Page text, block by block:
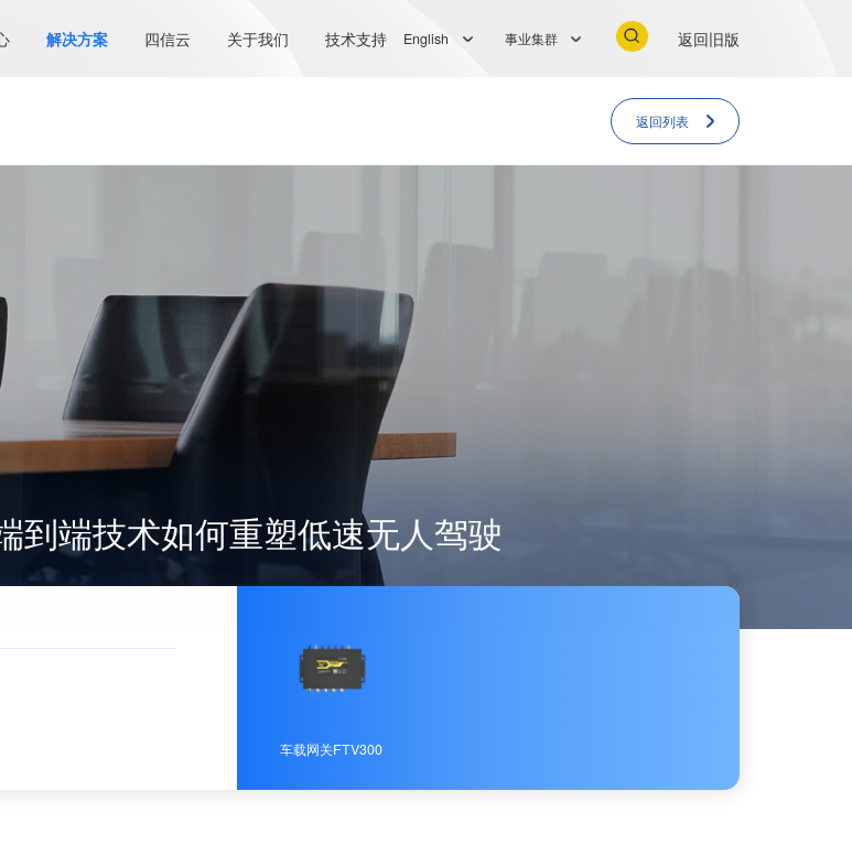
解决方案 四信云 关于我们 技术支持 English 事业集群 返回旧版
返回列表
到端技术如何重塑低速无人驾驶
车载网关FTV300